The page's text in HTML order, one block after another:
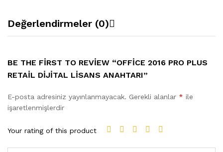
Değerlendirmeler (0)
BE THE FIRST TO REVIEW “OFFICE 2016 PRO PLUS
RETAIL DIJITAL LISANS ANAHTARI”
E-posta adresiniz yayınlanmayacak. Gerekli alanlar * ile
işaretlenmişlerdir
Your rating of this product